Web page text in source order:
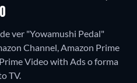
ver "Yowamushi Pedal"
Channel, Amazon Prime
Video with Ads o forma
TV.